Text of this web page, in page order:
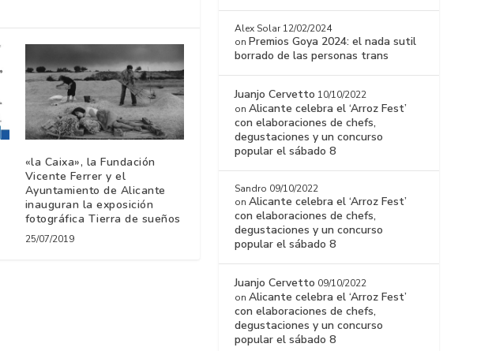
«la Caixa», la Fundación
Vicente Ferrer y el
Ayuntamiento de Alicante
inauguran la exposición
fotográfica Tierra de sueños
25/07/2019
Alex Solar 12/02/2024
on Premios Goya 2024: el nada sutil
borrado de las personas trans
Juanjo Cervetto 10/10/2022
onAlicante celebra el ‘Arroz Fest’
con elaboraciones de chefs,
degustaciones y un concurso
popular el sábado 8
Sandro 09/10/2022
onAlicante celebra el ‘Arroz Fest’
con elaboraciones de chefs,
degustaciones y un concurso
popular el sábado 8
Juanjo Cervetto 09/10/2022
onAlicante celebra el ‘Arroz Fest’
con elaboraciones de chefs,
degustaciones y un concurso
popular el sábado 8